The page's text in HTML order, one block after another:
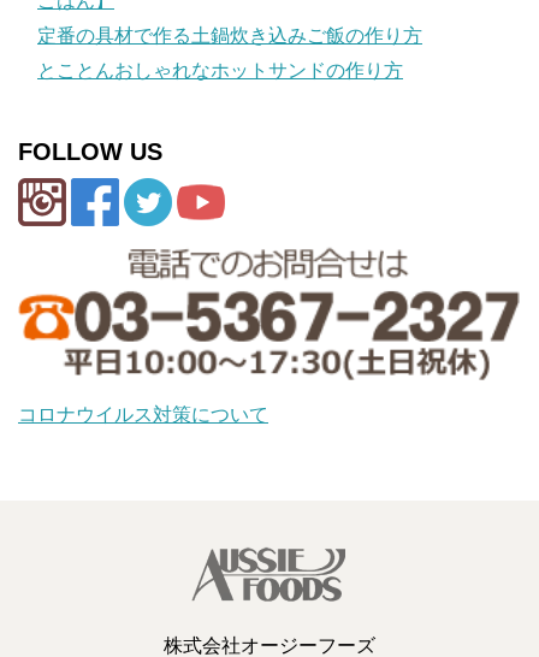
定番の具材で作る土鍋炊き込みご飯の作り方
とことんおしゃれなホットサンドの作り方
FOLLOW US
コロナウイルス対策について
株式会社オージーフーズ